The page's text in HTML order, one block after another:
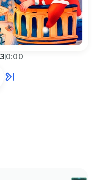
30:00